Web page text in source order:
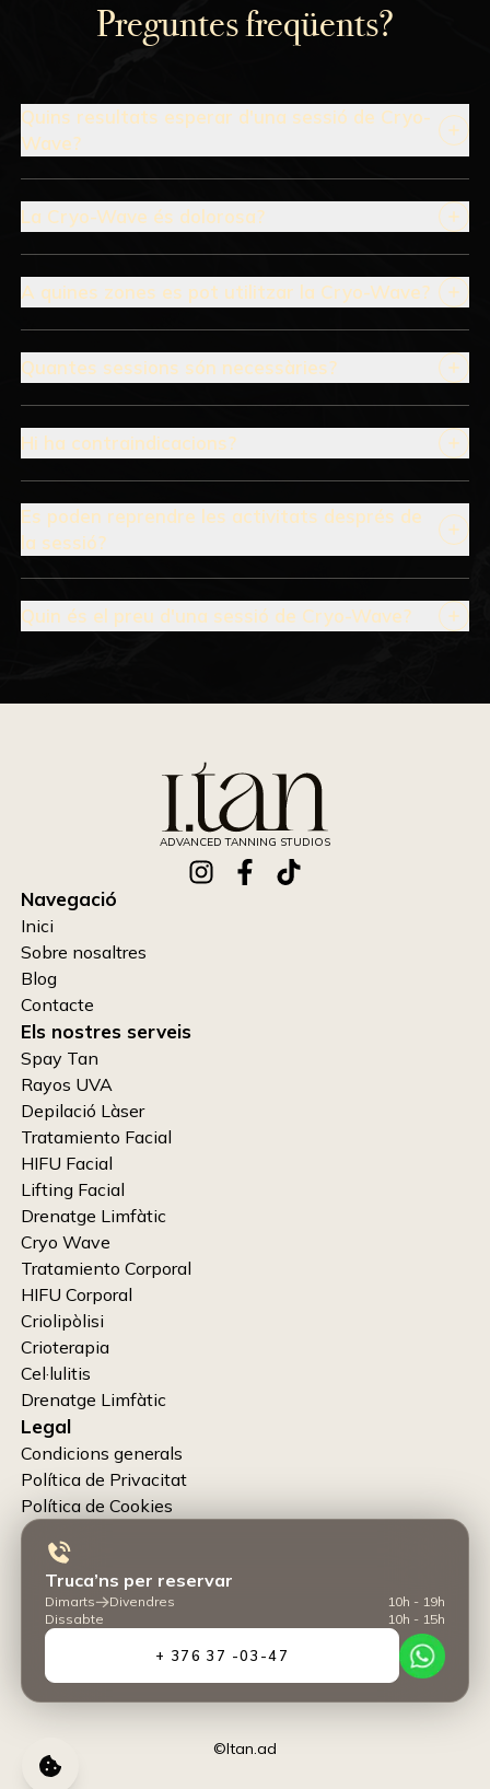
Preguntes freqüents?
Quins resultats esperar d'una sessió de Cryo-
Wave?
La Cryo-Wave és dolorosa?
A quines zones es pot utilitzar la Cryo-Wave?
Quantes sessions són necessàries?
Hi ha contraindicacions?
Es poden reprendre les activitats després de
la sessió?
Quin és el preu d'una sessió de Cryo-Wave?
ADVANCED TANNING STUDIOS
Navegació
Inici
Sobre nosaltres
Blog
Contacte
Els nostres serveis
Spay Tan
Rayos UVA
Depilació Làser
Tratamiento Facial
HIFU Facial
Lifting Facial
Drenatge Limfàtic
Cryo Wave
Tratamiento Corporal
HIFU Corporal
Criolipòlisi
Crioterapia
Cel·lulitis
Drenatge Limfàtic
Legal
Condicions generals
Política de Privacitat
Política de Cookies
Truca’ns per reservar
10h - 19h
Dimarts
Divendres
10h - 15h
Dissabte
+ 376 37 -03-47
©Itan.ad